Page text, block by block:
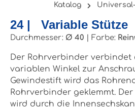
Katalog
24 | Variable Stütze
Durchmesser: Ø 40 Farbe:
Der Rohrverbinder verbindet
variablen Winkel zur
Gewindestift wird das
Rohrverbinder geklemmt.
wird durch die